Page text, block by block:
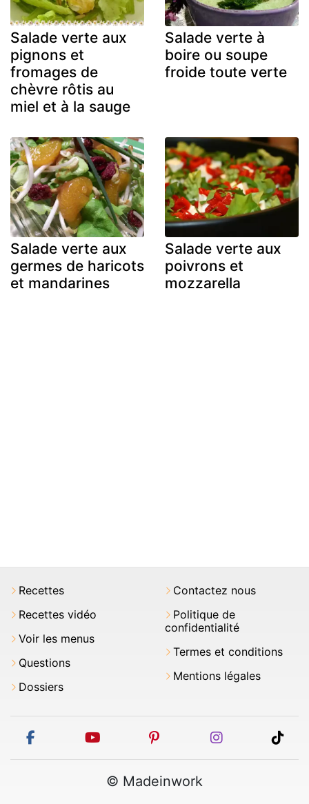
Salade verte aux
pignons et
fromages de
chèvre rôtis au
miel et à la sauge
Salade verte à
boire ou soupe
froide toute verte
Salade verte aux
germes de haricots
et mandarines
Salade verte aux
poivrons et
mozzarella
Recettes
Recettes vidéo
Voir les menus
Questions
Dossiers
Contactez nous
Politique de
confidentialité
Termes et conditions
Mentions légales
facebook youtube pinterest instagram
© Madeinwork